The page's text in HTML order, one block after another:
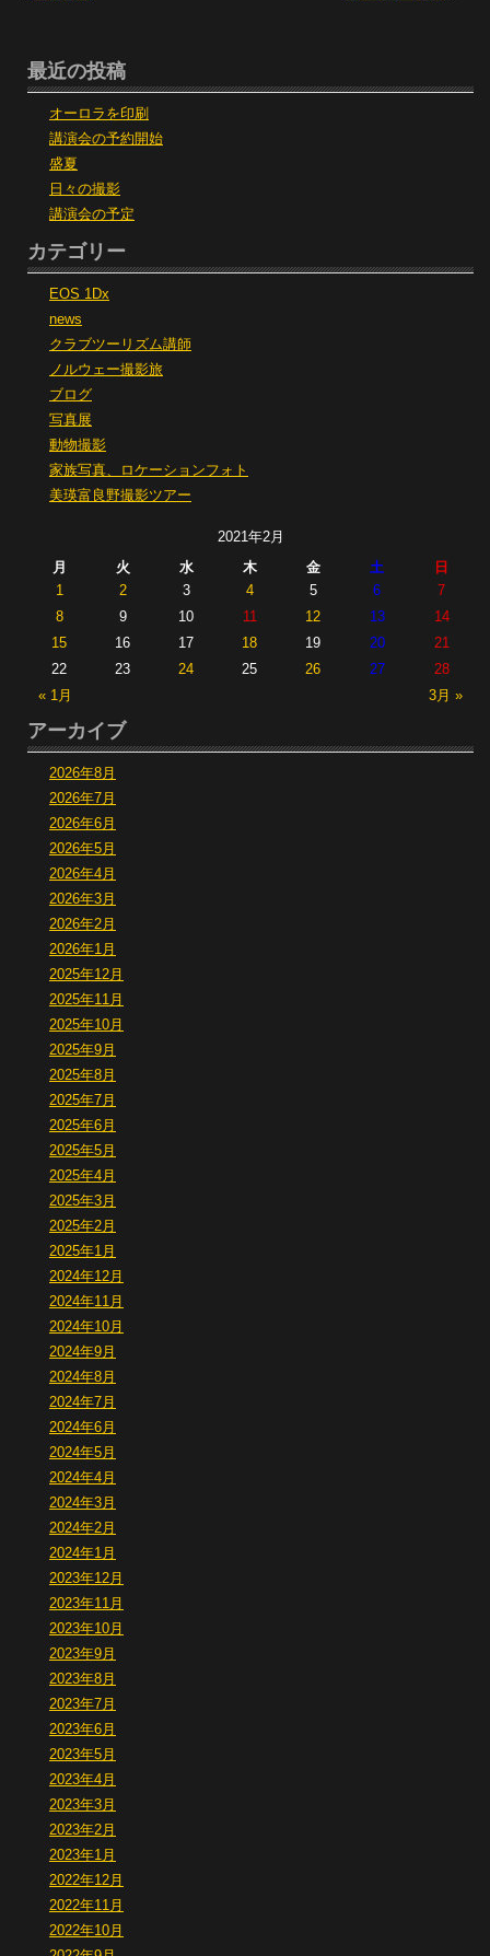
最近の投稿
オーロラを印刷
講演会の予約開始
盛夏
日々の撮影
講演会の予定
カテゴリー
EOS 1Dx
news
クラブツーリズム講師
ノルウェー撮影旅
ブログ
写真展
動物撮影
家族写真、ロケーションフォト
美瑛富良野撮影ツアー
2021年2月
月
火 水 木 金 土 日
« 1月 3月 »
1 2 3 4 5 6
7
8
9 10 11 12 13
14
15
16 17 18 19 20
21
22
23 24 25 26 27 28
アーカイブ
2026年8月
2026年7月
2026年6月
2026年5月
2026年4月
2026年3月
2026年2月
2026年1月
2025年12月
2025年11月
2025年10月
2025年9月
2025年8月
2025年7月
2025年6月
2025年5月
2025年4月
2025年3月
2025年2月
2025年1月
2024年12月
2024年11月
2024年10月
2024年9月
2024年8月
2024年7月
2024年6月
2024年5月
2024年4月
2024年3月
2024年2月
2024年1月
2023年12月
2023年11月
2023年10月
2023年9月
2023年8月
2023年7月
2023年6月
2023年5月
2023年4月
2023年3月
2023年2月
2023年1月
2022年12月
2022年11月
2022年10月